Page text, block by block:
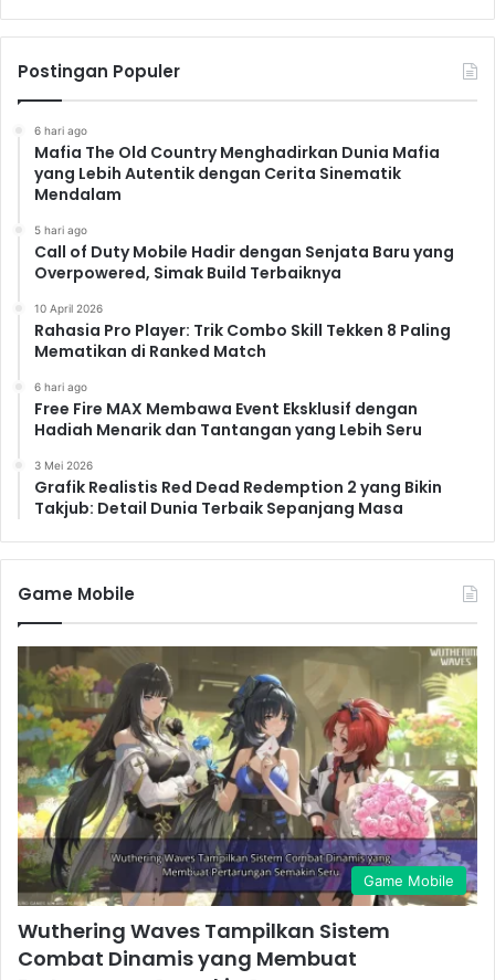
Postingan Populer
6 hari ago
Mafia The Old Country Menghadirkan Dunia Mafia
yang Lebih Autentik dengan Cerita Sinematik
Mendalam
5 hari ago
Call of Duty Mobile Hadir dengan Senjata Baru yang
Overpowered, Simak Build Terbaiknya
10 April 2026
Rahasia Pro Player: Trik Combo Skill Tekken 8 Paling
Mematikan di Ranked Match
6 hari ago
Free Fire MAX Membawa Event Eksklusif dengan
Hadiah Menarik dan Tantangan yang Lebih Seru
3 Mei 2026
Grafik Realistis Red Dead Redemption 2 yang Bikin
Takjub: Detail Dunia Terbaik Sepanjang Masa
Game Mobile
Game Mobile
Wuthering Waves Tampilkan Sistem
Combat Dinamis yang Membuat